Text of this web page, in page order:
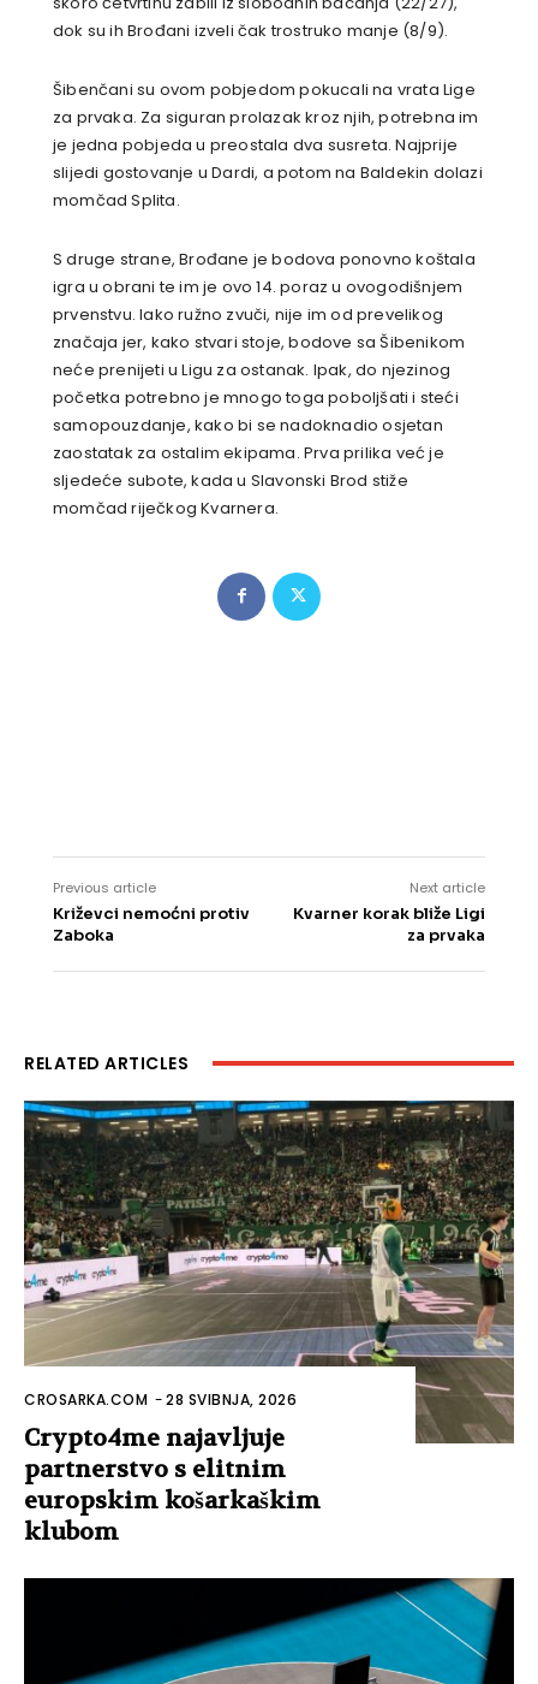
dok su ih Brođani izveli čak trostruko manje (8/9).
Šibenčani su ovom pobjedom pokucali na vrata Lige
za prvaka. Za siguran prolazak kroz njih, potrebna im
je jedna pobjeda u preostala dva susreta. Najprije
slijedi gostovanje u Dardi, a potom na Baldekin dolazi
momčad Splita.
S druge strane, Brođane je bodova ponovno koštala
igra u obrani te im je ovo 14. poraz u ovogodišnjem
prvenstvu. Iako ružno zvuči, nije im od prevelikog
značaja jer, kako stvari stoje, bodove sa Šibenikom
neće prenijeti u Ligu za ostanak. Ipak, do njezinog
početka potrebno je mnogo toga poboljšati i steći
samopouzdanje, kako bi se nadoknadio osjetan
zaostatak za ostalim ekipama. Prva prilika već je
sljedeće subote, kada u Slavonski Brod stiže
momčad riječkog Kvarnera.
Previous article
Križevci nemoćni protiv
Zaboka
Next article
Kvarner korak bliže Ligi
za prvaka
RELATED ARTICLES
CROSARKA.COM -28 SVIBNJA, 2026
Crypto4me najavljuje
partnerstvo s elitnim
europskim košarkaškim
klubom